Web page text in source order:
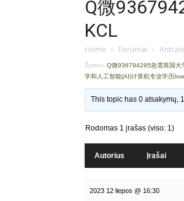
Q微
KCL
Home › Forumai ›
Žymos: Q微936794295急需英国大
学和人工智能(AI)计算机专业学历
This topic has 0 atsakymų,
Rodomas 1 įrašas (viso: 1)
Autorius Įrašai
2023 12 liepos @ 16:30